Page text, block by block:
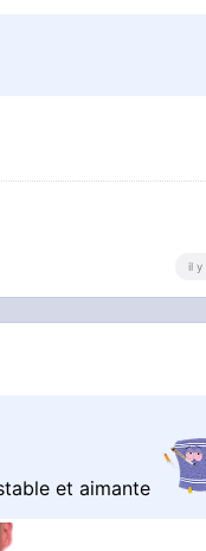
il y
et aimante